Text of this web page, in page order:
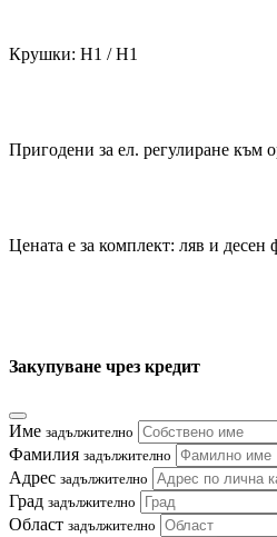
Крушки: Н1 / H1
Пригодени за ел. регулиране към
Цената е за комплект: ляв и десен
Закупуване чрез кредит
Име задължително
Фамилия задължително
Адрес задължително
Град задължително
Област задължително